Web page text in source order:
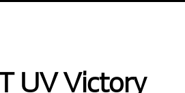
UV Victory